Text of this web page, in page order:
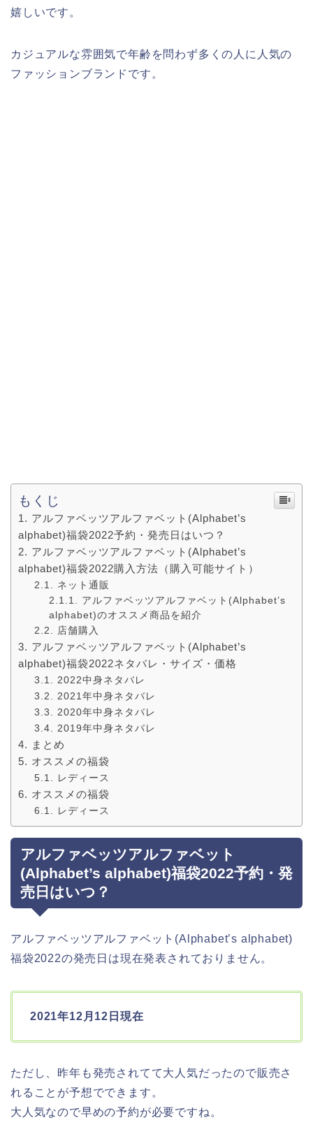
嬉しいです。
カジュアルな雰囲気で年齢を問わず多くの人に人気の
ファッションブランドです。
もくじ
アルファベッツアルファベット(Alphabet’s
alphabet)福袋2022予約・発売日はいつ？
アルファベッツアルファベット(Alphabet’s
alphabet)福袋2022購入方法（購入可能サイト）
ネット通販
アルファベッツアルファベット(Alphabet’s
alphabet)のオススメ商品を紹介
店舗購入
アルファベッツアルファベット(Alphabet’s
alphabet)福袋2022ネタバレ・サイズ・価格
2022中身ネタバレ
2021年中身ネタバレ
2020年中身ネタバレ
2019年中身ネタバレ
まとめ
オススメの福袋
レディース
オススメの福袋
レディース
アルファベッツアルファベット
(Alphabet’s alphabet)福袋2022予約・発
売日はいつ？
アルファベッツアルファベット(Alphabet’s alphabet)
福袋2022の発売日は現在発表されておりません。
2021年12月12日現在
ただし、昨年も発売されてて大人気だったので販売さ
れることが予想でできます。
大人気なので早めの予約が必要ですね。